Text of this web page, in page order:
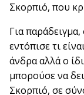
Σκορπιό, που
Για
εντόπισε τι
άνδρα αλλά ο
μπορούσε να
Σκορπιό, σε